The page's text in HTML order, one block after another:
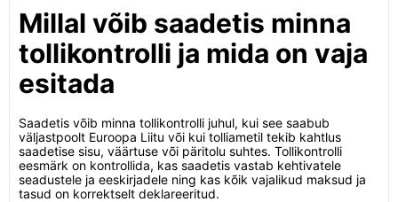
Millal võib saadetis minna
tollikontrolli ja mida on vaja
esitada
Saadetis võib minna tollikontrolli juhul, kui see saabub
väljastpoolt Euroopa Liitu või kui tolliametil tekib kahtlus
saadetise sisu, väärtuse või päritolu suhtes. Tollikontrolli
eesmärk on kontrollida, kas saadetis vastab kehtivatele
seadustele ja eeskirjadele ning kas kõik vajalikud maksud ja
tasud on korrektselt deklareeritud.